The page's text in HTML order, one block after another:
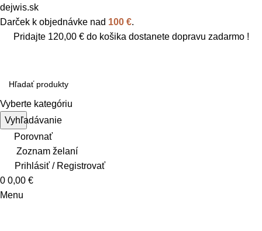
dejwis.sk
Darček k objednávke nad 100 €.
Pridajte 120,00 €do košika dostanete dopravu zadarmo !
Vyberte kategóriu
Vyhľadávanie
Porovnať
Zoznam želaní
Prihlásiť / Registrovať
0 0,00 €
Menu